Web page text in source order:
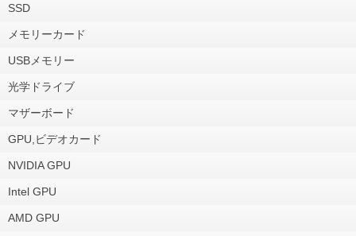
SSD
メモリーカード
USBメモリー
光学ドライブ
マザーボード
GPU,ビデオカード
NVIDIA GPU
Intel GPU
AMD GPU